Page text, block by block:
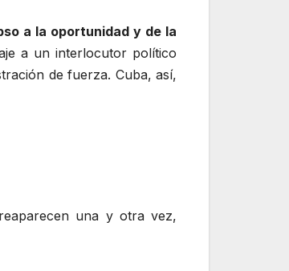
a la oportunidad y de la
a un interlocutor político
de fuerza. Cuba, así,
una y otra vez,